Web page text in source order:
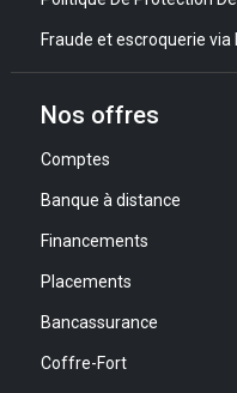
Fraude et escroquerie
Nos offres
Comptes
Banque à distance
Financements
Placements
Bancassurance
Coffre-Fort